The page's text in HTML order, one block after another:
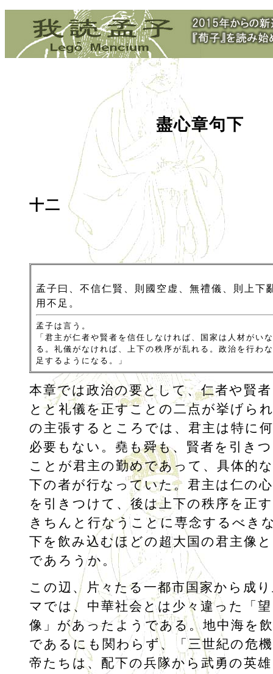
盡心章句下
十二
孟子曰、不信仁賢、則國空虚、無禮儀、則上下
用不足。
孟子は言う。
「君主が仁者や賢者を信任しなければ、国家は人材がい
る。礼儀がなければ、上下の秩序が乱れる。政治を行わ
足するようになる。」
本章では政治の要として、仁者や賢
とと礼儀を正すことの二点が挙げら
の主張するところでは、君主は特に
必要もない。堯も舜も、賢者を引き
ことが君主の勤めであって、具体的
下の者が行なっていた。君主は仁の
を引きつけて、後は上下の秩序を正
きちんと行なうことに専念するべき
下を飲み込むほどの超大国の君主像
であろうか。
この辺、片々たる一都市国家から成
マでは、中華社会とは少々違った「
像」があったようである。地中海を
であるにも関わらず、「三世紀の危
帝たちは、配下の兵隊から武勇の英